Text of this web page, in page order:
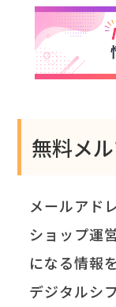
無料メ
メールアド
ショップ運
になる情報
デジタルシ